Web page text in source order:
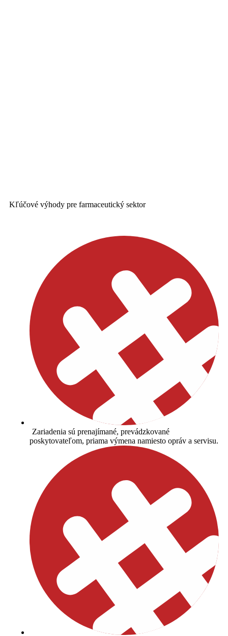
Kľúčové výhody pre farmaceutický sektor
Zariadenia sú prenajímané, prevádzkované
poskytovateľom, priama výmena namiesto opráv a servisu.